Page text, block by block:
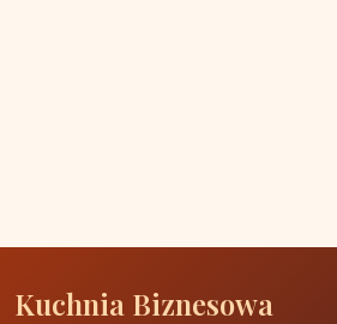
Kuchnia Biznesowa